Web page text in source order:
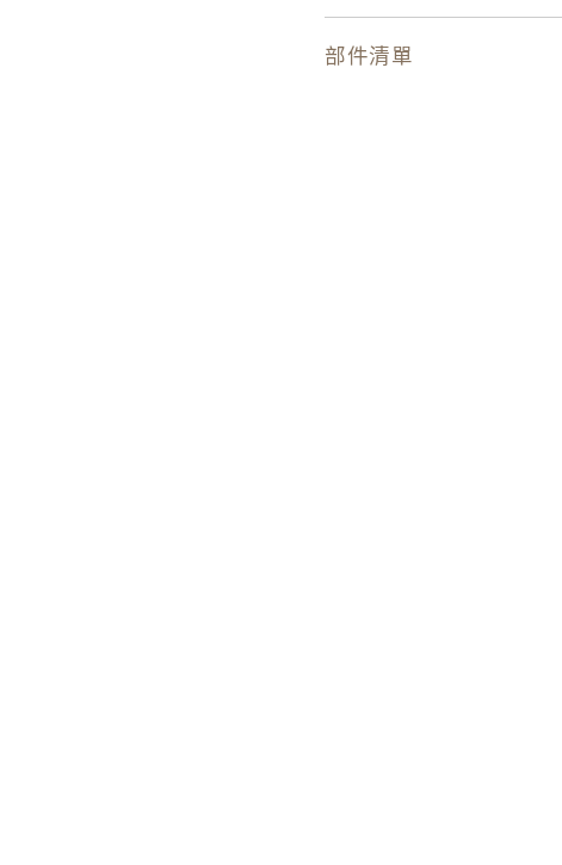
部件清單